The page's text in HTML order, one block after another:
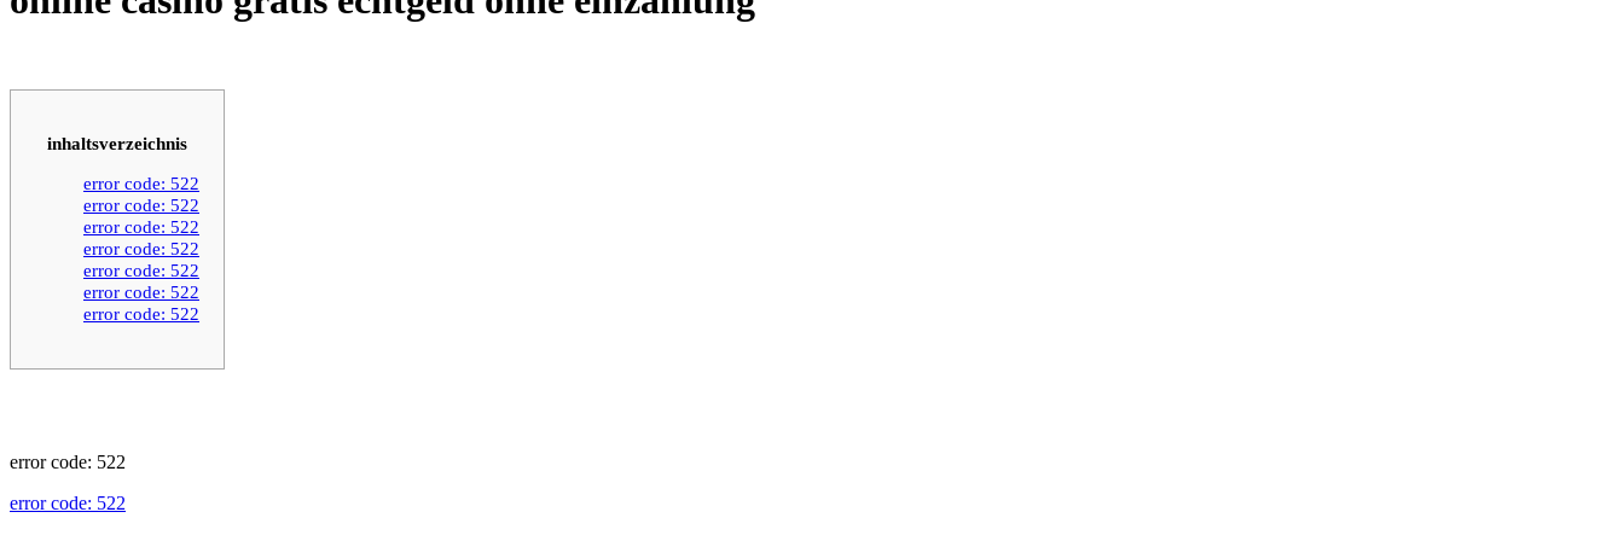
inhaltsverzeichnis
error code: 522
error code: 522
error code: 522
error code: 522
error code: 522
error code: 522
error code: 522
error code: 522
error code: 522